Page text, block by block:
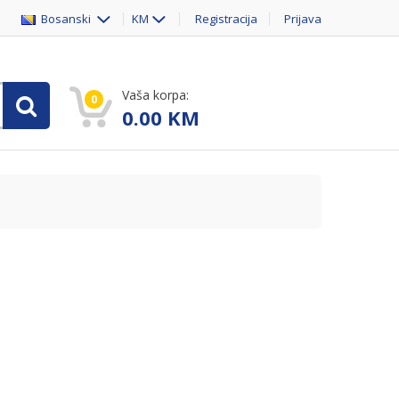
Bosanski KM Registracija Prijava
0 Vaša korpa:
0.00 KM